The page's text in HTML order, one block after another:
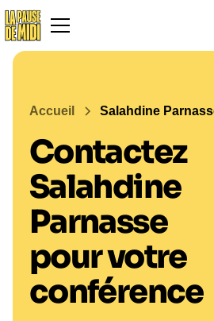
Accueil Salahdine
Contactez
Salahdine
Parnasse
pour votre
conférence